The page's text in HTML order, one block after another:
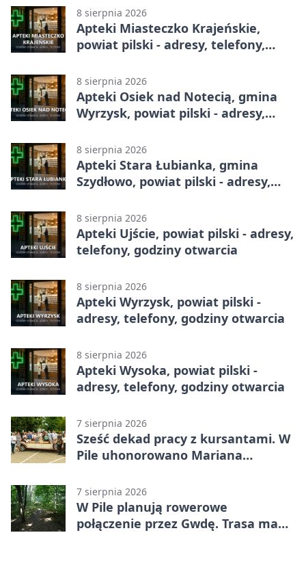
8 sierpnia 2026
Apteki Miasteczko Krajeńskie,
powiat pilski - adresy, telefony,
8 sierpnia 2026
Apteki Osiek nad Notecią, gmina
Wyrzysk, powiat pilski - adresy,
8 sierpnia 2026
Apteki Stara Łubianka, gmina
Szydłowo, powiat pilski - adresy,
8 sierpnia 2026
Apteki Ujście, powiat pilski - adresy,
telefony, godziny otwarcia
8 sierpnia 2026
Apteki Wyrzysk, powiat pilski -
adresy, telefony, godziny otwarcia
8 sierpnia 2026
Apteki Wysoka, powiat pilski -
adresy, telefony, godziny otwarcia
7 sierpnia 2026
Sześć dekad pracy z kursantami. W
Pile uhonorowano Mariana
7 sierpnia 2026
W Pile planują rowerowe
połączenie przez Gwdę. Trasa ma